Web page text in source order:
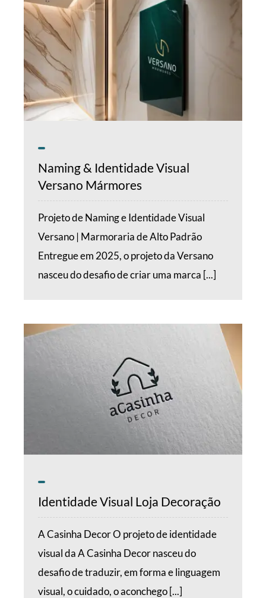
Naming & Identidade Visual
Versano Mármores
Projeto de Naming e Identidade Visual
Versano | Marmoraria de Alto Padrão
Entregue em 2025, o projeto da Versano
nasceu do desafio de criar uma marca [...]
Identidade Visual Loja Decoração
A Casinha Decor O projeto de identidade
visual da A Casinha Decor nasceu do
desafio de traduzir, em forma e linguagem
visual, o cuidado, o aconchego [...]